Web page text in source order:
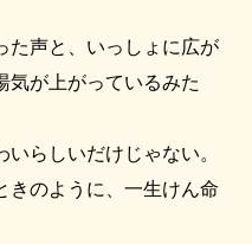
声と、いっしょに広が
気が上がっているみた
らしいだけじゃない。
のように、一生けん命